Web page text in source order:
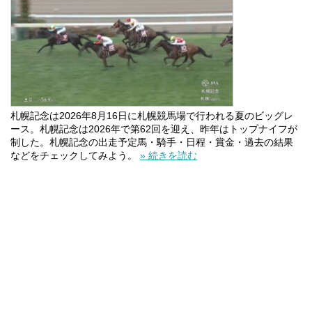
札幌記念は2026年8月16日に札幌競馬場で行われる夏のビッグレ
ース。札幌記念は2026年で第62回を迎え、昨年はトップナイフが
制した。札幌記念の出走予定馬・騎手・日程・賞金・過去の結果
などをチェックしてみよう。 » 続きを読む